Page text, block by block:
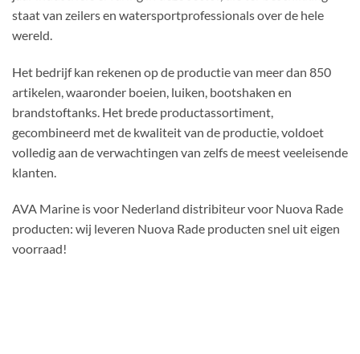
staat van zeilers en watersportprofessionals over de hele
wereld.
Het bedrijf kan rekenen op de productie van meer dan 850
artikelen, waaronder boeien, luiken, bootshaken en
brandstoftanks. Het brede productassortiment,
gecombineerd met de kwaliteit van de productie, voldoet
volledig aan de verwachtingen van zelfs de meest veeleisende
klanten.
AVA Marine is voor Nederland distribiteur voor Nuova Rade
producten: wij leveren Nuova Rade producten snel uit eigen
voorraad!